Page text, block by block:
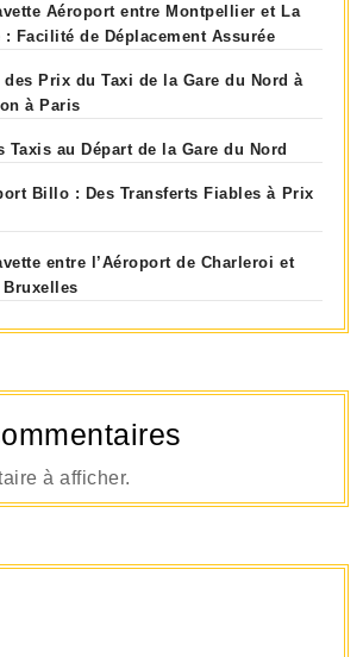
Aéroport entre Montpellier et La
: Facilité de Déplacement Assurée
Prix du Taxi de la Gare du Nord à
à Paris
Taxis au Départ de la Gare du Nord
Billo : Des Transferts Fiables à Prix
entre l’Aéroport de Charleroi et
Bruxelles
à afficher.